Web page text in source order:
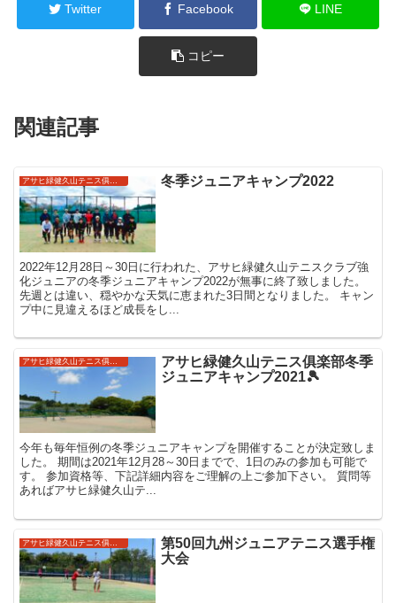
Twitter Facebook LINE
コピー
関連記事
冬季ジュニアキャンプ2022
2022年12月28日～30日に行われた、アサヒ緑健久山テニスクラブ強
化ジュニアの冬季ジュニアキャンプ2022が無事に終了致しました。
先週とは違い、穏やかな天気に恵まれた3日間となりました。 キャン
プ中に見違えるほど成長をし...
アサヒ緑健久山テニス俱楽部強化ジュニア
アサヒ緑健久山テニス俱楽部冬季
ジュニアキャンプ2021🎾
今年も毎年恒例の冬季ジュニアキャンプを開催することが決定致しま
した。 期間は2021年12月28～30日までで、1日のみの参加も可能で
す。 参加資格等、下記詳細内容をご理解の上ご参加下さい。 質問等
あればアサヒ緑健久山テ...
第50回九州ジュニアテニス選手権
大会